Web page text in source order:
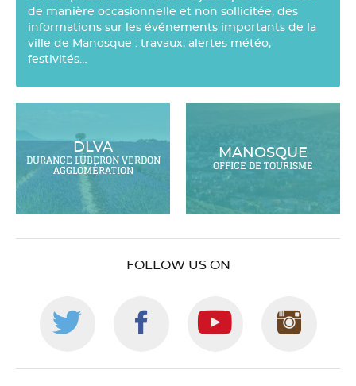
de manière occasionnelle et non sollicitée, des
informations sur les événements importants de la
ville de Manosque : travaux, alertes météo,
festivités…
DLVA
DURANCE LUBERON VERDON
AGGLOMÉRATION
MANOSQUE
OFFICE DE TOURISME
FOLLOW US ON
FollowFollow Follow